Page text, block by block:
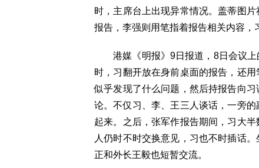
时，主席台上出现异常情况。盖蒂图
报告，李强则用笔指着报告相关内容，
港媒《明报》9日报道，8日会议上
时，习翻开放在身前桌面的报告，还
似乎发现了什么问题，然后持报告向
论。不仅习、李、王三人谈话，一旁
起来。之后，张军作报告期间，习大
人仍时不时交换意见，习也不时插话
正和外长王毅也短暂交流。